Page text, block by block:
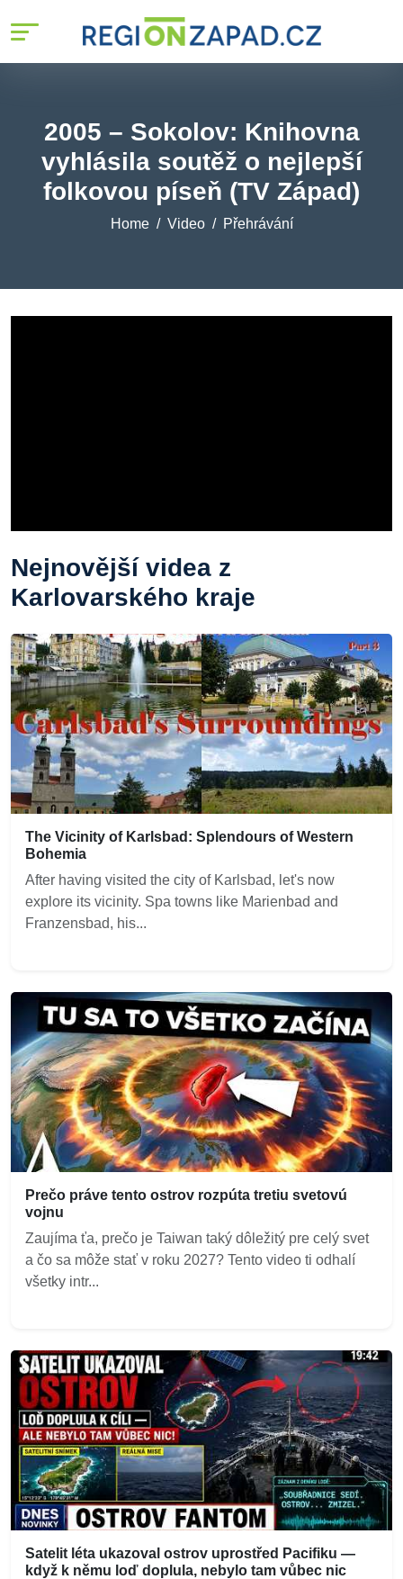
2005 – Sokolov: Knihovna
vyhlásila soutěž o nejlepší
folkovou píseň (TV Západ)
Home Video Přehrávání
Nejnovější videa z
Karlovarského kraje
The Vicinity of Karlsbad: Splendours of Western
Bohemia
After having visited the city of Karlsbad, let's now
explore its vicinity. Spa towns like Marienbad and
Franzensbad, his...
Prečo práve tento ostrov rozpúta tretiu svetovú
vojnu
Zaujíma ťa, prečo je Taiwan taký dôležitý pre celý svet
a čo sa môže stať v roku 2027? Tento video ti odhalí
všetky intr...
Satelit léta ukazoval ostrov uprostřed Pacifiku —
když k němu loď doplula, nebylo tam vůbec nic